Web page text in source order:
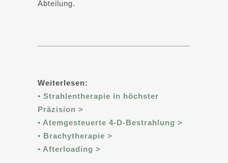
Abteilung.
Weiterlesen:
• Strahlentherapie in höchster
Präzision >
• Atemgesteuerte 4-D-Bestrahlung >
• Brachytherapie >
• Afterloading >